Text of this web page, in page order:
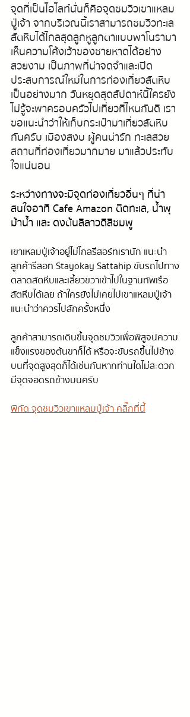
จุดที่เป็นไฮไลท์นั่นก็คือจุดชมวิวเขาแหลม
ปู่เจ้า จากบริเวณนี้เราสามารถชมวิวทะเล
สัตหีบได้ไกลสุดลูกหูลูกตาแบบพาโนรามา
เห็นความโค้งเว้าของชายหาดได้อย่าง
สวยงาม เป็นภาพที่น่าจดจำและเปิด
ประสบการณ์ใหม่ในการท่องเที่ยวสัตหีบ
เป็นอย่างมาก วันหยุดสุดสัปดาห์นี้ใครยัง
ไม่รู้จะพาครอบครัวไปเที่ยวที่ไหนกันดี เรา
ขอแนะนำว่าให้เก็บกระเป๋ามาเที่ยวสัตหีบ
กันครับ เมืองสงบ ผู้คนน่ารัก ทะเลสวย
สถานที่ท่องเที่ยวมากมาย มาแล้วประทับ
ใจแน่นอน
ระหว่างทางจะมีจุดท่องเที่ยวอื่นๆ ที่น่า
สนใจอาทิ Cafe Amazon ติดทะเล, น้ำพุ
ม้าน้ำ และ ดงต้นลีลาวดีสีชมพู
เขาเหลมปู่เจ้าอยู่ไม่ไกลรีสอร์ทเรานัก แนะนำ
ลูกค้ารีสอท Stayokay Sattahip ขับรถไปทาง
ตลาดสัตหีบและเลี้ยวขวาเข้าไปในฐานทัพเรือ
สัตหีบได้เลย ถ้าใครยังไม่เคยไปเขาแหลมปู่เจ้า
แนะนำว่าควรไปสักครั้งหนึ่ง
ลูกค้าสามารถเดินขึ้นจุดชมวิวเพื่อพิสูจน์ความ
แข็งแรงของต้นขาก็ได้ หรือจะขับรถขึ้นไปข้าง
บนที่จุดสูงสุดก็ได้เช่นกันหากท่านใดไม่สะดวก
มีจุดจอดรถข้างบนครับ
พิกัด จุดชมวิวเขาแหลมปู่เจ้า คลิ๊กที่นี้